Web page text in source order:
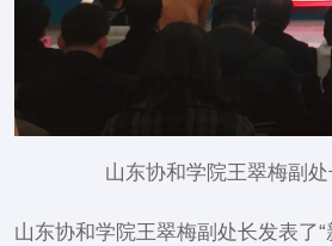
山东协和学院王翠梅副
山东协和学院王翠梅副处长发表了